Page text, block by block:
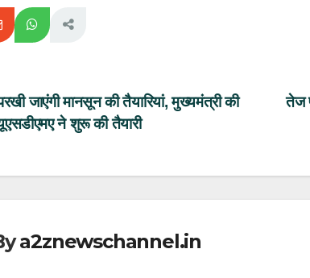
तेज
जाएंगी मानसून की तैयारियां, मुख्यमंत्री की
ने शुरू की तैयारी
a2znewschannel.in